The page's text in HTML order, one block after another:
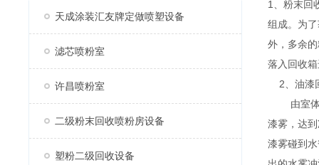
天成涂装汇友牌定做喷塑设备
滤芯喷粉室
许昌喷粉室
二级粉末回收喷粉房设备
塑粉二级回收设备
1、粉末回
组成。为
外，多余
落入回收
2、油漆
由室体、
漆雾，达
漆雾碰到